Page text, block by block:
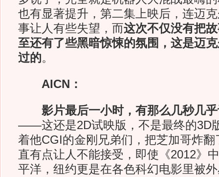
也有显著提升，第二集上映后，连迈
事让人有些失望，而这次不仅没有把
至还有了些黑暗惊悚的氛围，这是迈
过的。
AICN：
影片最后一小时，有那么几秒几
——这还是2D试映版，不是最终的3D
着他CGI的金刚兄弟们，把芝加哥炸
直有点让人不能接受，即使《2012》
平洋，纽约更是在各色科幻电影里被